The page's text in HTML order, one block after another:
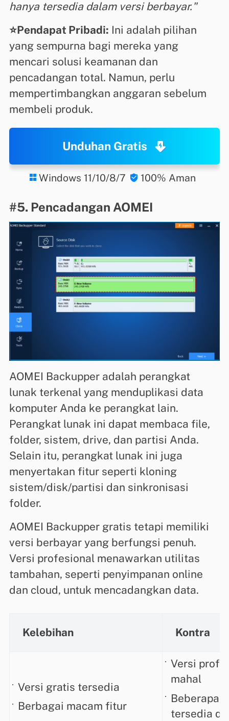
hanya tersedia dalam versi berbayar."
⭐Pendapat Pribadi: Ini adalah pilihan
yang sempurna bagi mereka yang
mencari solusi keamanan dan
pencadangan total. Namun, perlu
mempertimbangkan anggaran sebelum
membeli produk.
Unduhan Gratis
 Windows 11/10/8/7  100% Aman
#5. Pencadangan AOMEI
AOMEI Backupper adalah perangkat
lunak terkenal yang menduplikasi data
komputer Anda ke perangkat lain.
Perangkat lunak ini dapat membaca file,
folder, sistem, drive, dan partisi Anda.
Selain itu, perangkat lunak ini juga
menyertakan fitur seperti kloning
sistem/disk/partisi dan sinkronisasi
folder.
AOMEI Backupper gratis tetapi memiliki
versi berbayar yang berfungsi penuh.
Versi profesional menawarkan utilitas
tambahan, seperti penyimpanan online
dan cloud, untuk mencadangkan data.
Kelebihan Kontra
Versi gratis tersedia
Berbagai macam fitur
Versi
mahal
Beberapa
tersedia